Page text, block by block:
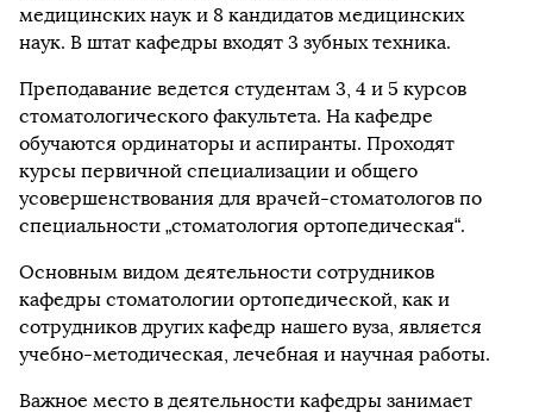
медицинских наук и 8 кандидатов медицинских
наук. В штат кафедры входят 3 зубных техника.
Преподавание ведется студентам 3, 4 и 5 курсов
стоматологического факультета. На кафедре
обучаются ординаторы и аспиранты. Проходят
курсы первичной специализации и общего
усовершенствования для врачей-стоматологов по
специальности „стоматология ортопедическая“.
Основным видом деятельности сотрудников
кафедры стоматологии ортопедической, как и
сотрудников других кафедр нашего вуза, является
учебно-методическая, лечебная и научная работы.
Важное место в деятельности кафедры занимает